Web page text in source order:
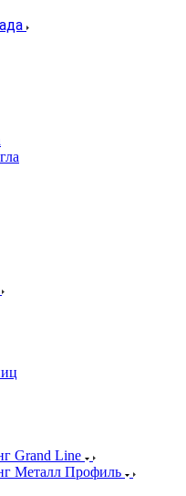
Grand Line
Металл Профиль